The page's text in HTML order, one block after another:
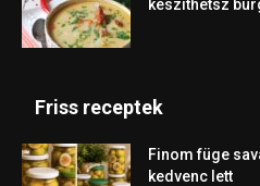
készíthetsz
Friss receptek
Finom füge
kedvenc lett